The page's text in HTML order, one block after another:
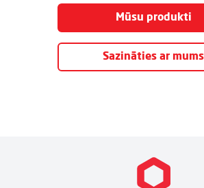
Mūsu produkti
Sazināties ar mums